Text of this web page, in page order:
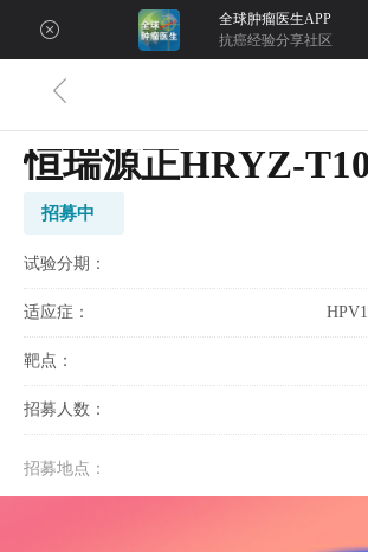
全球肿瘤医生APP
抗癌经验分享社区
恒瑞源正HRYZ-
招募中
试验分期：
适应症：
靶点：
招募人数：
招募地点：